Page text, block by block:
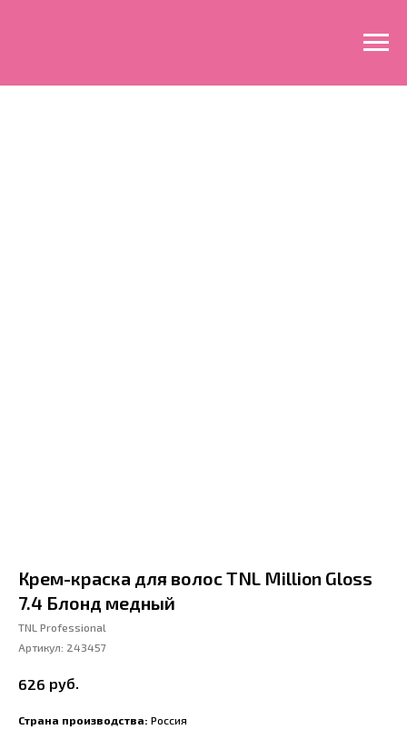
Крем-краска для волос TNL Million Gloss
7.4 Блонд медный
TNL Professional
Артикул: 243457
626 руб.
Страна производства: Россия